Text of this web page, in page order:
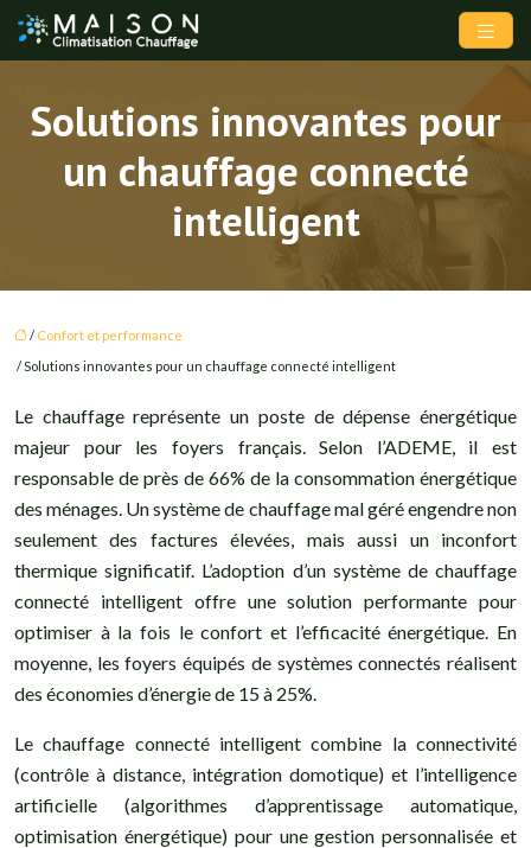
Solutions innovantes pour
un chauffage connecté
intelligent
/ Confort et performance
/ Solutions innovantes pour un chauffage connecté intelligent
Le chauffage représente un poste de dépense énergétique
majeur pour les foyers français. Selon l’ADEME, il est
responsable de près de 66% de la consommation énergétique
des ménages. Un système de chauffage mal géré engendre non
seulement des factures élevées, mais aussi un inconfort
thermique significatif. L’adoption d’un système de chauffage
connecté intelligent offre une solution performante pour
optimiser à la fois le confort et l’efficacité énergétique. En
moyenne, les foyers équipés de systèmes connectés réalisent
des économies d’énergie de 15 à 25%.
Le chauffage connecté intelligent combine la connectivité
(contrôle à distance, intégration domotique) et l’intelligence
artificielle (algorithmes d’apprentissage automatique,
optimisation énergétique) pour une gestion personnalisée et